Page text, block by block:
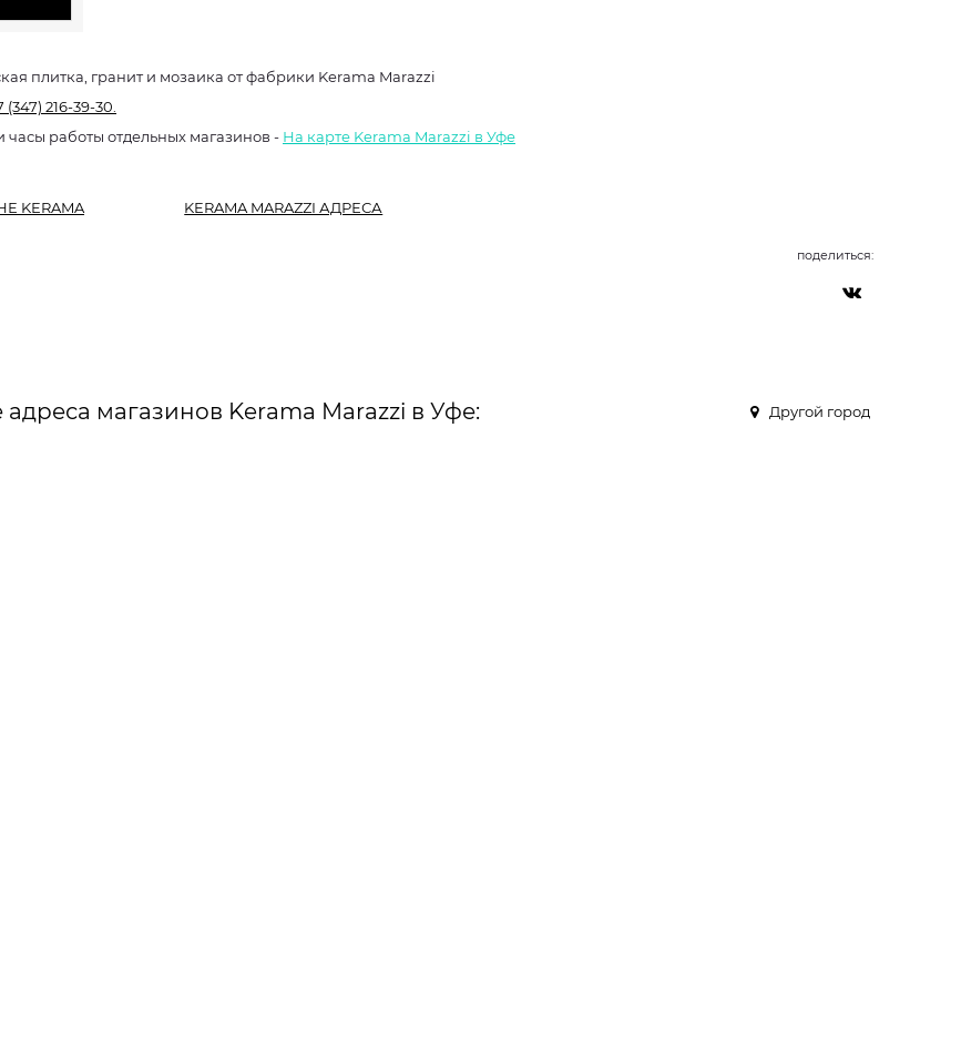
плитка, гранит и мозаика от фабрики Kerama Marazzi
(347) 216-39-30.
часы работы отдельных магазинов - На карте Kerama Marazzi в Уфе
KERAMA
KERAMA MARAZZI АДРЕСА
поделиться:
магазинов Kerama Marazzi в Уфе: Другой город